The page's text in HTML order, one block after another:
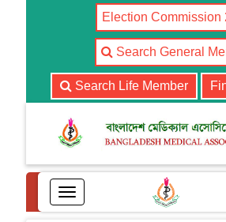
Election Commission
Search General
Search Life Member
T
o